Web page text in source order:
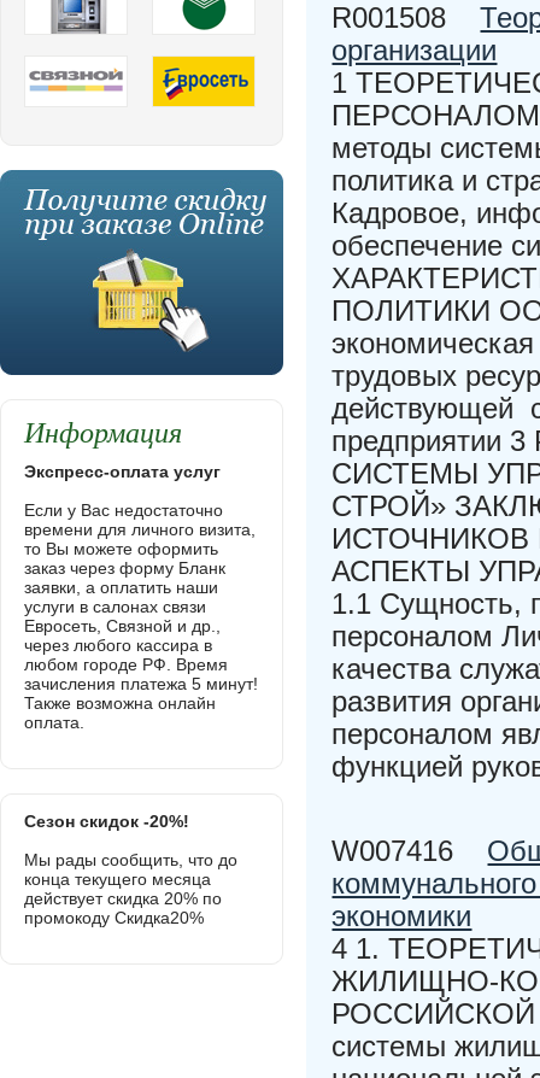
R001508
организации
1
ПЕРСОНАЛОМ
методы
политика и
Кадровое,
обеспечение
ПОЛИТИКИ
трудовых
действующей
СИСТЕМЫ
СТРОЙ»
АСПЕКТЫ
1.1 Сущность,
персоналом
качества
развития
персоналом
функцией
W007416
экономики
4 1.
ЖИЛИЩНО-
РОССИЙСКОЙ
системы
Информация
Экспресс-оплата услуг
Если у Вас недостаточно
времени для личного визита,
то Вы можете оформить
заказ через форму Бланк
заявки, а оплатить наши
услуги в салонах связи
Евросеть, Связной и др.,
через любого кассира в
любом городе РФ. Время
зачисления платежа 5 минут!
Также возможна онлайн
оплата.
Сезон скидок -20%!
Мы рады сообщить, что до
конца текущего месяца
действует скидка 20% по
промокоду Скидка20%